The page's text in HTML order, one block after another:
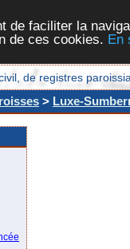
de faciliter la
de ces cookies. En
de registres
> Luxe-